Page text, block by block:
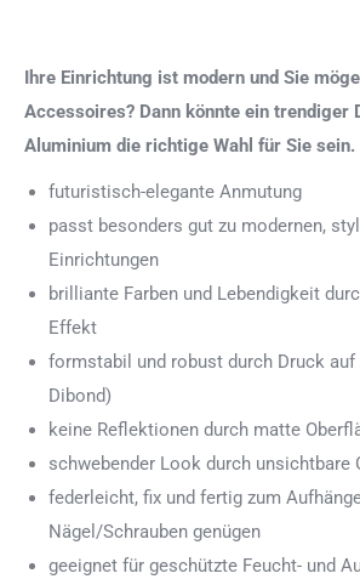
Ihre Einrichtung ist modern und Sie
Accessoires? Dann könnte ein trendiger
Aluminium die richtige Wahl für Sie sein.
futuristisch-elegante Anmutung
passt besonders gut zu modernen,
Einrichtungen
brilliante Farben und Lebendigkeit
Effekt
formstabil und robust durch Druck
Dibond)
keine Reflektionen durch matte
schwebender Look durch unsichtbare
federleicht, fix und fertig zum
Nägel/Schrauben genügen
geeignet für geschützte Feucht- und